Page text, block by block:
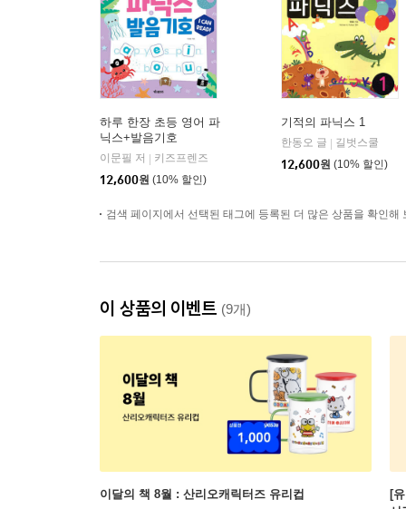
하루 한장 초등 영어 파
닉스+발음기호
이문필 저
키즈프렌즈
12,600원 (10% 할인)
기적의 파닉스 1
한동오 글
길벗스쿨
12,600원 (10% 할인)
검색 페이지에서 선택된 태그에 등록된 더 많은 상품을 확인해
이 상품의 이벤트 (9개)
이달의 책 8월 : 산리오캐릭터즈 유리컵
[